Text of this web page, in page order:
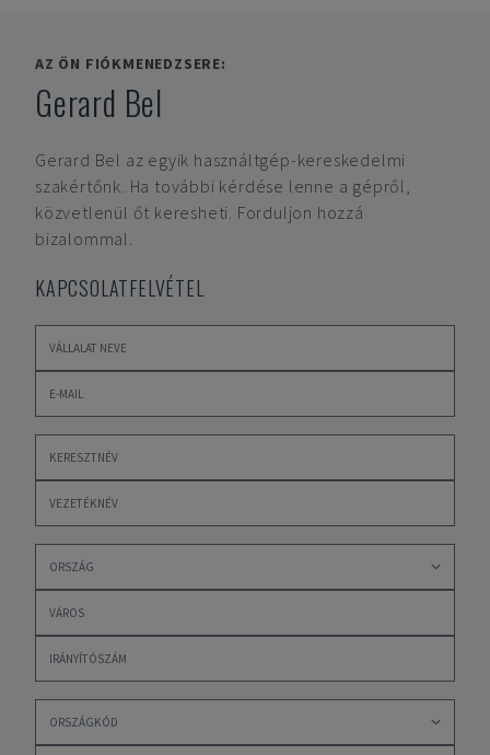
AZ ÖN FIÓKMENEDZSERE:
Gerard Bel
Gerard Bel az egyik használtgép-kereskedelmi
szakértőnk. Ha további kérdése lenne a gépről,
közvetlenül őt keresheti. Forduljon hozzá
bizalommal.
KAPCSOLATFELVÉTEL